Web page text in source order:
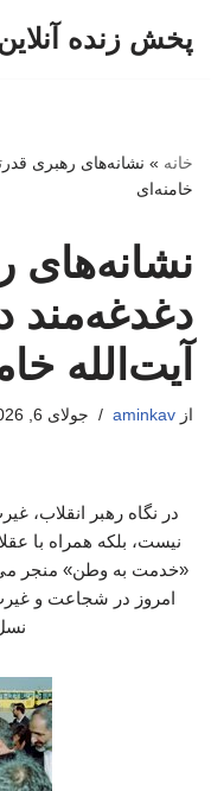
پخش زنده
خانه » نشانه‌های رهبری
خامنه‌ای
نشانه‌های
دغدغه‌مند
آیت‌الله
از aminkav جولای 6, 2026
در نگاه رهبر انقلاب،
نیست، بلکه همراه با
«خدمت به وطن» منجر
امروز در شجاعت و